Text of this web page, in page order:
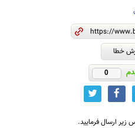
خطا
0
زیر ارسال فرمایید.